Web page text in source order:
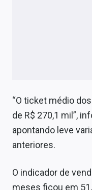
“O ticket médio
de R$ 270,1 mil”,
apontando leve
anteriores.
O indicador de
meses ficou em